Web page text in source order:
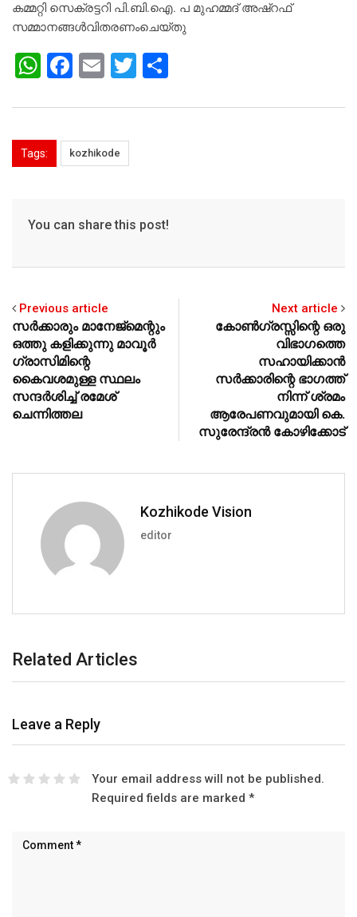
കമ്മറ്റി സെക്രട്ടറി പി.ബി.ഐ. പ മുഹമ്മദ് അഷ്റഫ്
സമ്മാനങ്ങള്‍വിതരണംചെയ്തു
W
at
s
A
p
F
c
e
b
o
E
ai
l
T
tt ar
Tags: kozhikode
You can share this post!
Previous article
സര്‍ക്കാരും മാനേജ്‌മെന്റും
ഒത്തു കളിക്കുന്നു മാവൂര്‍
ഗ്രാസിമിന്റെ
കൈവശമുള്ള സ്ഥലം
സന്ദര്‍ശിച്ച് രമേശ്
ചെന്നിത്തല
Next article
കോണ്‍ഗ്രസ്സിന്റെ ഒരു
വിഭാഗത്തെ
സഹായിക്കാന്‍
സര്‍ക്കാരിന്റെ ഭാഗത്ത്
നിന്ന് ശ്രമം
ആരേപണവുമായി കെ.
സുരേന്ദ്രന്‍ കോഴിക്കോട്
Kozhikode Vision
editor
Related Articles
Leave a Reply
Your email address will not be published.
Required fields are marked *